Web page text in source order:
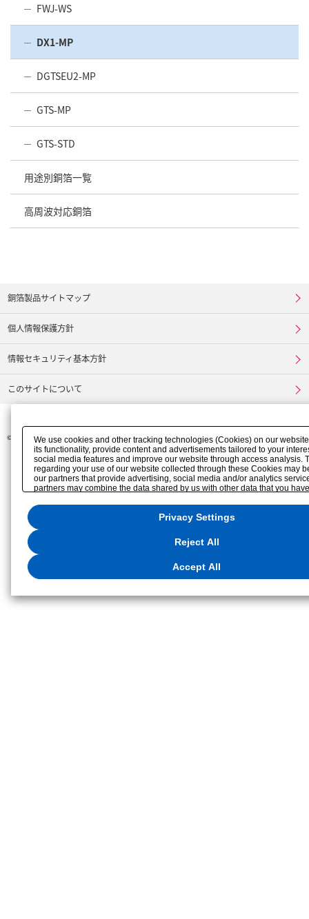
FWJ-WS
DX1-MP
DGTSEU2-MP
GTS-MP
GTS-STD
用途別銅箔一覧
高周波対応銅箔
銅箔製品サイトマップ
個人情報保護方針
情報セキュリティ基本方針
このサイトについて
© FURUKAWA ELECTRIC CO., LTD.
We use cookies and other tracking technologies (Cookies) on our
its functionality, provide content and advertisements tailored to your
social media features and improve our website through access analysis.
regarding your use of our website collected through these Cookies may
our partners that provide advertising, social media and/or analytics
partners may combine the data shared by us with other data that you
analyze and optimize advertisements delivered to you by businesses
the internet. If you wish to reject the use of all Cookies except for Strictly
Cookies, please click "Reject All". If you agree to the use of all Cookies,
"Accept All". To select your preferences for each purpose, please click
. You can change your consent or rejection settings at
hover button displayed at the bottom left of this website or through the
button (or link) located in ourPrivacy Policy
Privacy Settings
Reject All
Accept All